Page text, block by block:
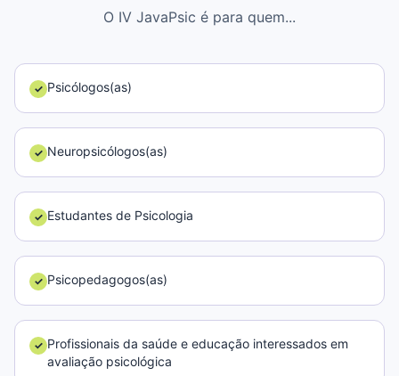
O IV JavaPsic é para quem...
✓ Psicólogos(as)
✓ Neuropsicólogos(as)
✓ Estudantes de Psicologia
✓ Psicopedagogos(as)
✓ Profissionais da saúde e educação interessados em
avaliação psicológica